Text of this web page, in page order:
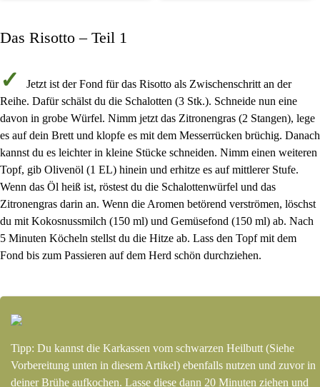
Das Risotto – Teil 1
Jetzt ist der Fond für das Risotto als Zwischenschritt an der
Reihe. Dafür schälst du die Schalotten (3 Stk.). Schneide nun eine
davon in grobe Würfel. Nimm jetzt das Zitronengras (2 Stangen), lege
es auf dein Brett und klopfe es mit dem Messerrücken brüchig. Danach
kannst du es leichter in kleine Stücke schneiden. Nimm einen weiteren
Topf, gib Olivenöl (1 EL) hinein und erhitze es aufmittlerer Stufe.
Wenn das Öl heiß ist, röstest du die Schalottenwürfel und das
Zitronengras darin an. Wenn die Aromen betörend verströmen, löschst
du mit Kokosnussmilch (150 ml) und Gemüsefond (150 ml) ab. Nach
5 Minuten Köcheln stellst du die Hitze ab. Lass den Topf mit dem
Fond bis zum Passieren auf dem Herd schön durchziehen.
Tipp: Du kannst die Karkassen vom schwarzen Heilbutt (Siehe
Vorbereitung unten in diesem Artikel) ebenfalls nutzen und zuvor in
deiner Brühe aufkochen. Lasse diese dann 20 Minuten ziehen und